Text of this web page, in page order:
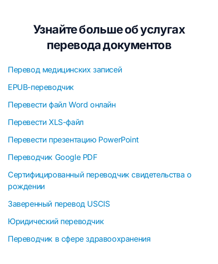
Узнайте больше об услугах
перевода документов
Перевод медицинских записей
EPUB-переводчик
Перевести файл Word онлайн
Перевести XLS-файл
Перевести презентацию PowerPoint
Переводчик Google PDF
Сертифицированный переводчик свидетельства о
рождении
Заверенный перевод USCIS
Юридический переводчик
Переводчик в сфере здравоохранения